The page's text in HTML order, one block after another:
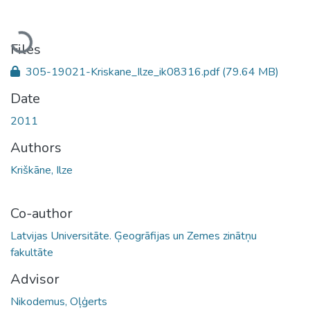
Loading...
Files
305-19021-Kriskane_Ilze_ik08316.pdf(79.64 MB)
Date
2011
Authors
Kriškāne, Ilze
Co-author
Latvijas Universitāte. Ģeogrāfijas un Zemes zinātņu
fakultāte
Advisor
Nikodemus, Oļģerts